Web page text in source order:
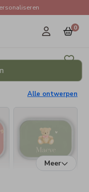
0
Alle ontwerpen
Meer